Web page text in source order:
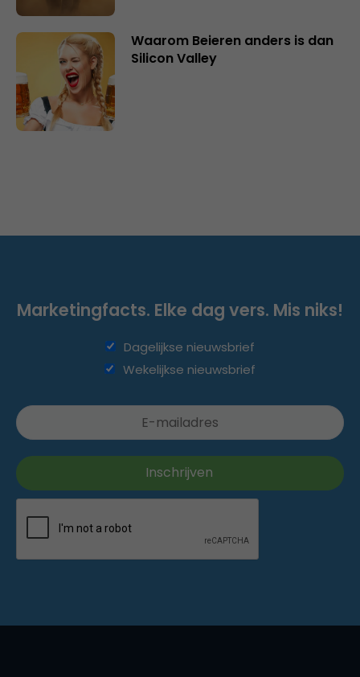
Waarom Beieren anders is dan
Silicon Valley
Marketingfacts. Elke dag vers. Mis niks!
Dagelijkse nieuwsbrief
Wekelijkse nieuwsbrief